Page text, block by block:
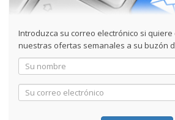
Introduzca su correo electrónico si
nuestras ofertas semanales a su buzón